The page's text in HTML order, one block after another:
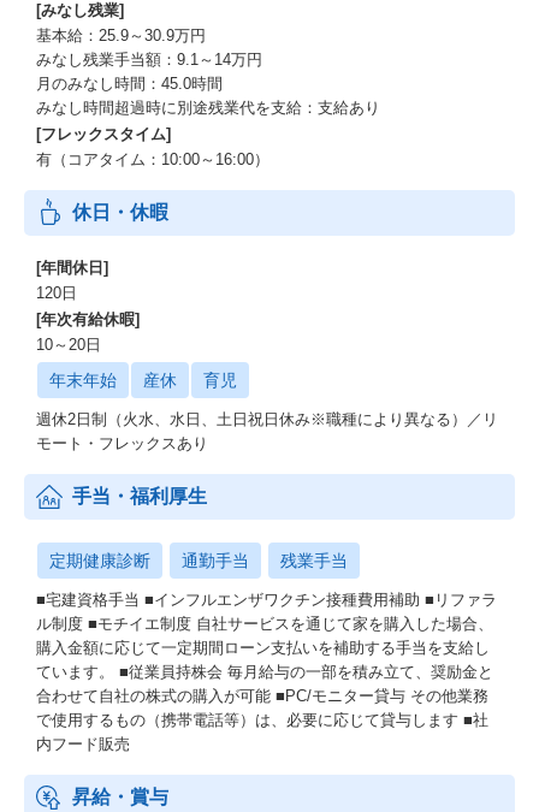
[みなし残業]
基本給：25.9～30.9万円
みなし残業手当額：9.1～14万円
月のみなし時間：45.0時間
みなし時間超過時に別途残業代を支給：支給あり
[フレックスタイム]
有（コアタイム：10:00～16:00）
休日・休暇
[年間休日]
120日
[年次有給休暇]
10～20日
年末年始 産休 育児
週休2日制（火水、水日、土日祝日休み※職種により異なる）／リ
モート・フレックスあり
手当・福利厚生
定期健康診断 通勤手当 残業手当
■宅建資格手当 ■インフルエンザワクチン接種費用補助 ■リファラ
ル制度 ■モチイエ制度 自社サービスを通じて家を購入した場合、
購入金額に応じて一定期間ローン支払いを補助する手当を支給し
ています。 ■従業員持株会 毎⽉給与の⼀部を積み⽴て、奨励金と
合わせて⾃社の株式の購⼊が可能 ■PC/モニター貸与 その他業務
で使用するもの（携帯電話等）は、必要に応じて貸与します ■社
内フード販売
昇給・賞与